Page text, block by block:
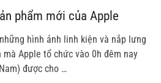
phẩm mới của Apple
hình ảnh linh kiện và nắp lưng
mà Apple tổ chức vào 0h đêm nay
được cho …